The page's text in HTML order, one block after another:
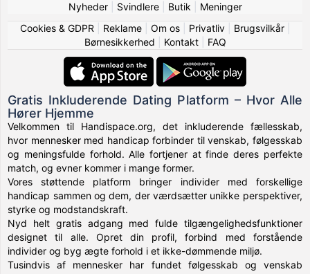
Nyheder| Svindlere| Butik
Meninger
Cookies & GDPR
Reklame| Om os| Privatliv| Brugsvilkår|
Børnesikkerhed
Kontakt| FAQ
Gratis Inkluderende Dating Platform – Hvor Alle
Hører Hjemme
Velkommen til Handispace.org, det inkluderende fællesskab,
hvor mennesker med handicap forbinder til venskab, følgesskab
og meningsfulde forhold. Alle fortjener at finde deres perfekte
match, og evner kommer i mange former.
Vores støttende platform bringer individer med forskellige
handicap sammen og dem, der værdsætter unikke perspektiver,
styrke og modstandskraft.
Nyd helt gratis adgang med fulde tilgængelighedsfunktioner
designet til alle. Opret din profil, forbind med forstående
individer og byg ægte forhold i et ikke-dømmende miljø.
Tusindvis af mennesker har fundet følgesskab og venskab